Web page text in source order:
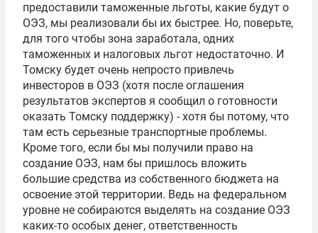
предоставили таможенные льготы, какие будут о
ОЭЗ, мы реализовали бы их быстрее. Но, поверьте,
для того чтобы зона заработала, одних
таможенных и налоговых льгот недостаточно. И
Томску будет очень непросто привлечь
инвесторов в ОЭЗ (хотя после оглашения
результатов экспертов я сообщил о готовности
оказать Томску поддержку) - хотя бы потому, что
там есть серьезные транспортные проблемы.
Кроме того, если бы мы получили право на
создание ОЭЗ, нам бы пришлось вложить
большие средства из собственного бюджета на
освоение этой территории. Ведь на федеральном
уровне не собираются выделять на создание ОЭЗ
каких-то особых денег, ответственность